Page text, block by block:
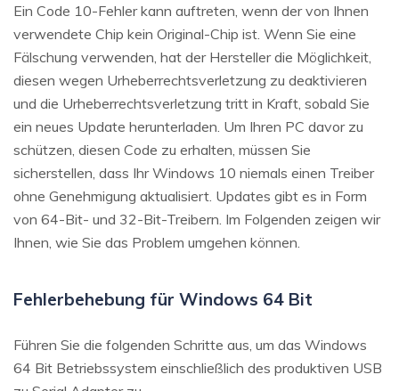
Ein Code 10-Fehler kann auftreten, wenn der von Ihnen
verwendete Chip kein Original-Chip ist. Wenn Sie eine
Fälschung verwenden, hat der Hersteller die Möglichkeit,
diesen wegen Urheberrechtsverletzung zu deaktivieren
und die Urheberrechtsverletzung tritt in Kraft, sobald Sie
ein neues Update herunterladen. Um Ihren PC davor zu
schützen, diesen Code zu erhalten, müssen Sie
sicherstellen, dass Ihr Windows 10 niemals einen Treiber
ohne Genehmigung aktualisiert. Updates gibt es in Form
von 64-Bit- und 32-Bit-Treibern. Im Folgenden zeigen wir
Ihnen, wie Sie das Problem umgehen können.
Fehlerbehebung für Windows 64 Bit
Führen Sie die folgenden Schritte aus, um das Windows
64 Bit Betriebssystem einschließlich des produktiven USB